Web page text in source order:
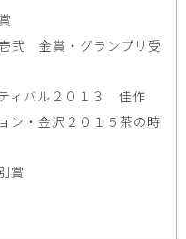
弐 金賞・グランプリ受
ィバル２０１３ 佳作
ン・金沢２０１５茶の時
賞